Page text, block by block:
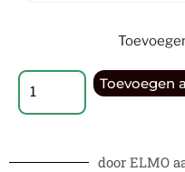
Toevoegen
door ELMO